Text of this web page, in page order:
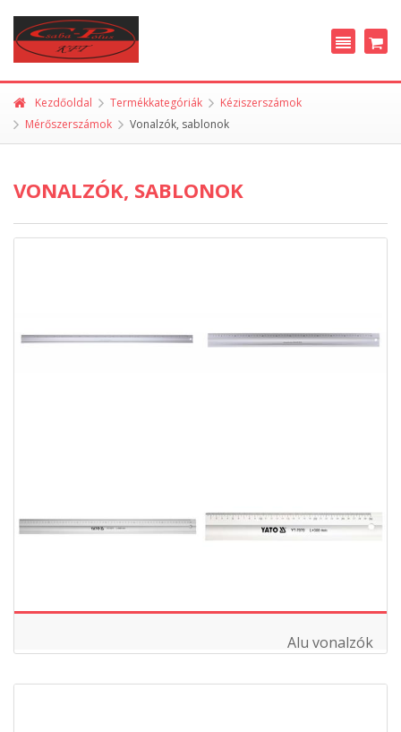
Kezdőoldal Termékkategóriák
Kéziszerszámok
Mérőszerszámok
Vonalzók, sablonok
VONALZÓK, SABLONOK
Alu vonalzók